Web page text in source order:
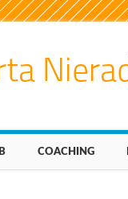
COACHING